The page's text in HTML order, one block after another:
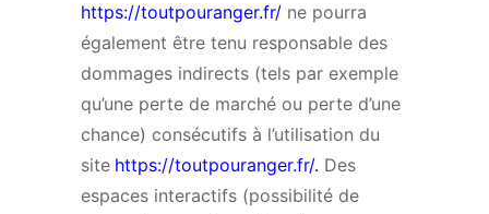
https://toutpouranger.fr/ ne pourra
également être tenu responsable des
dommages indirects (tels par exemple
qu’une perte de marché ou perte d’une
chance) consécutifs à l’utilisation du
site https://toutpouranger.fr/. Des
espaces interactifs (possibilité de